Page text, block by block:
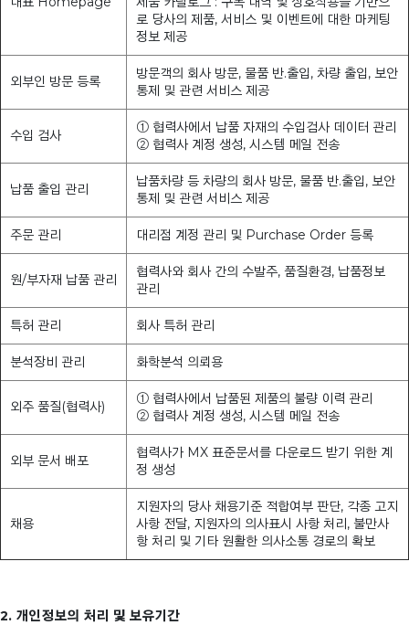
로 당사의 제품, 서비스 및 이벤트에 대한 마케팅
정보 제공
외부인 방문 등록
방문객의 회사 방문, 물품 반.출입, 차량 출입, 보안
통제 및 관련 서비스 제공
수입 검사
① 협력사에서 납품 자재의 수입검사 데이터 관리
② 협력사 계정 생성, 시스템 메일 전송
납품 출입 관리
납품차량 등 차량의 회사 방문, 물품 반.출입, 보안
통제 및 관련 서비스 제공
주문 관리 대리점 계정 관리 및 Purchase Order 등록
원/부자재 납품 관리
협력사와 회사 간의 수발주, 품질환경, 납품정보
관리
특허 관리 회사 특허 관리
분석장비 관리 화학분석 의뢰용
외주 품질(협력사)
① 협력사에서 납품된 제품의 불량 이력 관리
② 협력사 계정 생성, 시스템 메일 전송
외부 문서 배포
협력사가 MX 표준문서를 다운로드 받기 위한 계
정 생성
채용
지원자의 당사 채용기준 적합여부 판단, 각종 고지
사항 전달, 지원자의 의사표시 사항 처리, 불만사
항 처리 및 기타 원활한 의사소통 경로의 확보
2. 개인정보의 처리 및 보유기간